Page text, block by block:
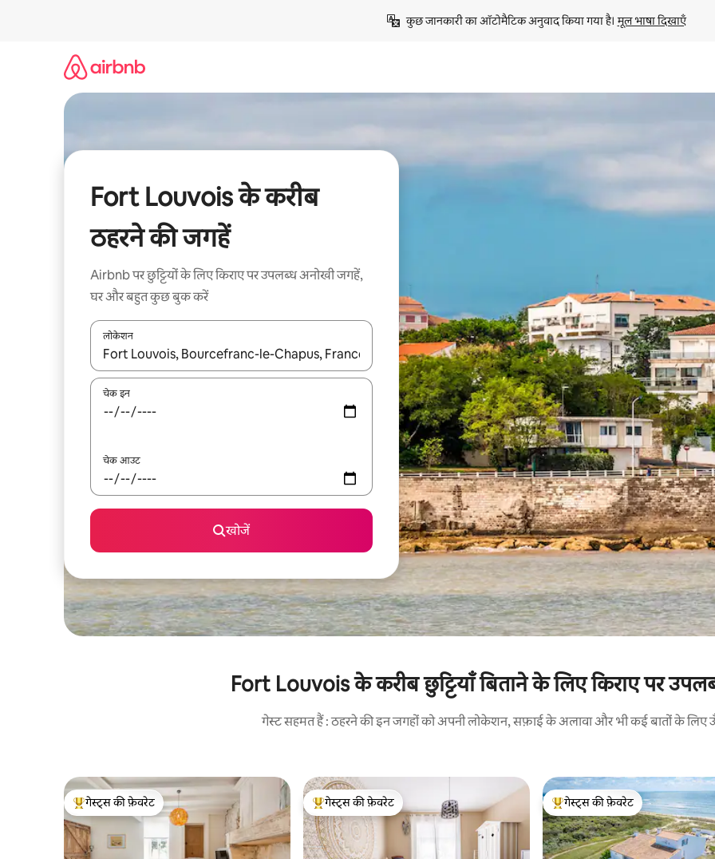
कुछ जानकारी का ऑटोमैटिक अनुवाद किया गया है। मूल भाषा दिखाएँ
Fort Louvois के करीब
ठहरने की जगहें
Airbnb पर छुट्टियों के लिए किराए पर उपलब्ध अनोखी जगहें,
घर और बहुत कुछ बुक करें
लोकेशन
नतीजों के उपलब्ध होने पर, अप और डाउन 'ऐरो की' का इस्तेमाल करके नेविगेट करें या टच या फिर स्वाइप जेस्चर का इस्तेमाल करके एक्सप्लोर करें।
चेक इन
चेक आउट
खोजें
Fort Louvois के करीब छुट्टियाँ बिताने के लिए किराए पर
गेस्ट सहमत हैं : ठहरने की इन जगहों को अपनी लोकेशन, सफ़ाई के अलावा और भी कई बातों के लिए
गेस्ट्स का टॉप फ़ेवरेट
गेस्ट्स की फ़ेवरेट
गेस्ट्स का टॉप फ़ेवरेट
गेस्ट्स की फ़ेवरेट
गेस्ट्स का टॉप फ़ेवरेट
गेस्ट्स की फ़ेवरेट